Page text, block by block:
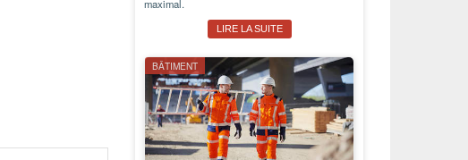
maximal.
LIRE LA SUITE
BÂTIMENT